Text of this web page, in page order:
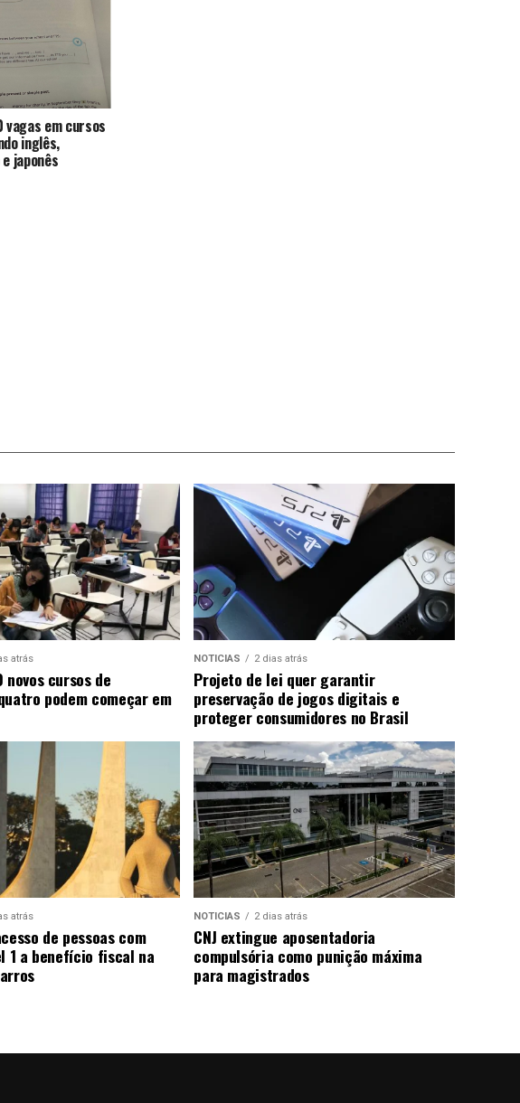
em cursos
inglês,
japonês
atrás
novos cursos de
podem começar em
NOTICIAS 2 dias atrás
Projeto de lei quer garantir
preservação de jogos digitais e
proteger consumidores no Brasil
atrás
de pessoas com
1 a benefício fiscal na
NOTICIAS 2 dias atrás
CNJ extingue aposentadoria
compulsória como punição máxima
para magistrados